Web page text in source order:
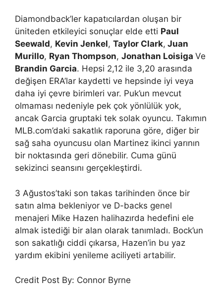
Diamondback’ler kapatıcılardan oluşan bir
üniteden etkileyici sonuçlar elde etti Paul
Seewald, Kevin Jenkel, Taylor Clark, Juan
Murillo, Ryan Thompson, Jonathan Loisiga Ve
Brandin Garcia. Hepsi 2,12 ile 3,20 arasında
değişen ERA’lar kaydetti ve hepsinde iyi veya
daha iyi çevre birimleri var. Puk’un mevcut
olmaması nedeniyle pek çok yönlülük yok,
ancak Garcia gruptaki tek solak oyuncu. Takımın
MLB.com’daki sakatlık raporuna göre, diğer bir
sağ saha oyuncusu olan Martinez ikinci yarının
bir noktasında geri dönebilir. Cuma günü
sekizinci seansını gerçekleştirdi.
3 Ağustos’taki son takas tarihinden önce bir
satın alma bekleniyor ve D-backs genel
menajeri Mike Hazen halihazırda hedefini ele
almak istediği bir alan olarak tanımladı. Bock’un
son sakatlığı ciddi çıkarsa, Hazen’in bu yaz
yardım ekibini yenileme aciliyeti artabilir.
Credit Post By: Connor Byrne